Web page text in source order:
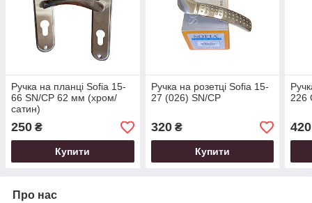
Ручка на планці Sofia 15-
66 SN/CP 62 мм (хром/
сатин)
250 ₴
Купити
Ручка на розетці Sofia 15-
27 (026) SN/CP
320₴
Купити
226
420
Про нас